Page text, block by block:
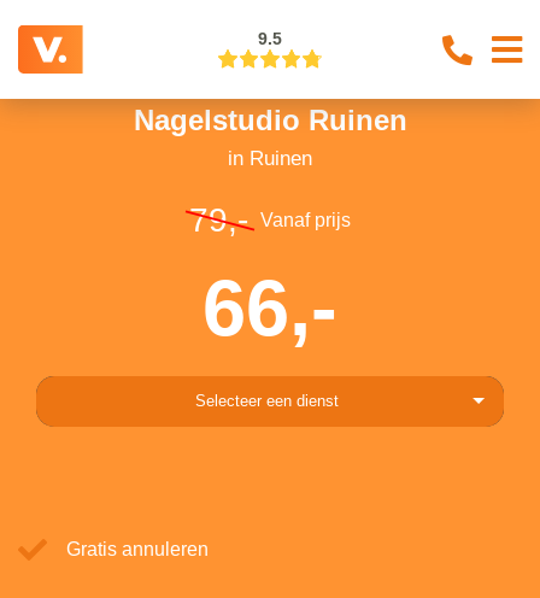
9.5
Nagelstudio Ruinen
in Ruinen
79,- Vanaf prijs
66,-
Selecteer een dienst
Gratis annuleren